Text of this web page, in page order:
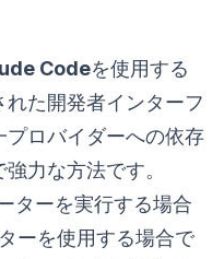
Codeを使用する
た開発者インターフ
プロバイダーへの依存
力な方法です。
ターを実行する場合
ーを使用する場合で